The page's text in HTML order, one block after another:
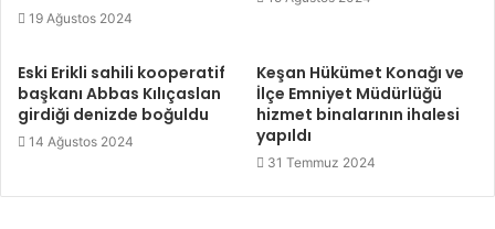
19 Ağustos 2024
Eski Erikli sahili kooperatif
başkanı Abbas Kılıçaslan
girdiği denizde boğuldu
14 Ağustos 2024
Keşan Hükümet Konağı ve
İlçe Emniyet Müdürlüğü
hizmet binalarının ihalesi
yapıldı
31 Temmuz 2024